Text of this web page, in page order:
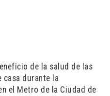
de la salud de las
casa durante la
el Metro de la Ciudad de